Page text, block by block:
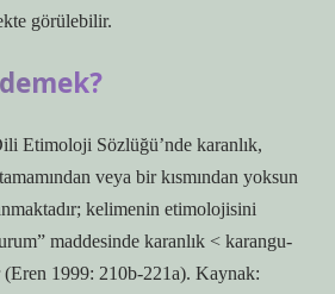
görülebilir.
Etimoloji Sözlüğü’nde karanlık,
tamamından veya bir kısmından yoksun
kelimenin etimolojisini
maddesinde karanlık < karangu-
(Eren 1999: 210b-221a). Kaynak: